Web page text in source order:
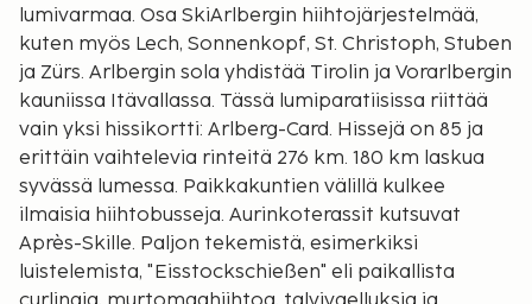
lumivarmaa. Osa SkiArlbergin hiihtojärjestelmää,
kuten myös Lech, Sonnenkopf, St. Christoph, Stuben
ja Zürs. Arlbergin sola yhdistää Tirolin ja Vorarlbergin
kauniissa Itävallassa. Tässä lumiparatiisissa riittää
vain yksi hissikortti: Arlberg-Card. Hissejä on 85 ja
erittäin vaihtelevia rinteitä 276 km. 180 km laskua
syvässä lumessa. Paikkakuntien välillä kulkee
ilmaisia hiihtobusseja. Aurinkoterassit kutsuvat
Après-Skille. Paljon tekemistä, esimerkiksi
luistelemista, "Eisstockschießen" eli paikallista